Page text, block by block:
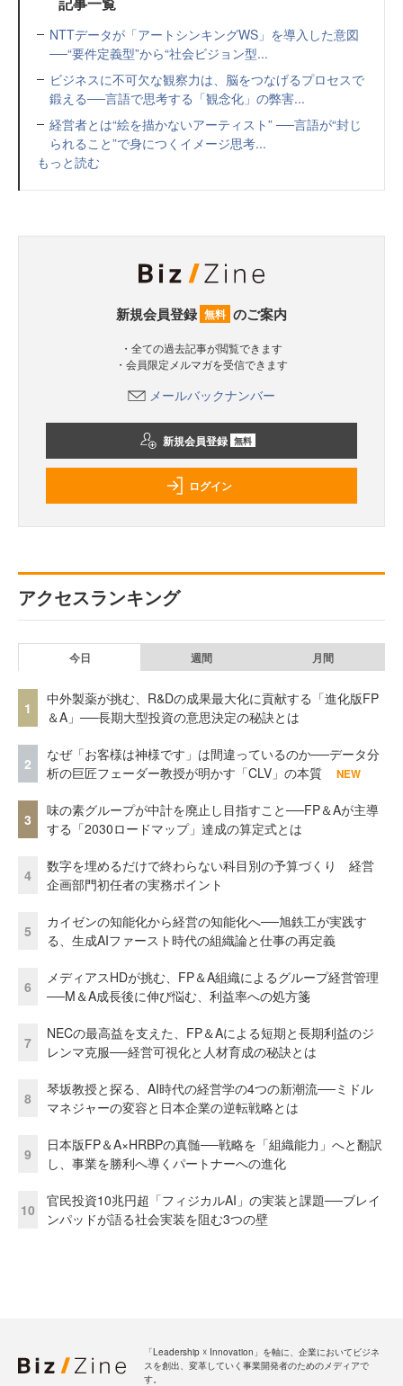
NTTデータが「アートシンキングWS」を導入した意図
──“要件定義型”から“社会ビジョン型...
ビジネスに不可欠な観察力は、脳をつなげるプロセスで
鍛える──言語で思考する「観念化」の弊害...
経営者とは“絵を描かないアーティスト” ──言語が“封じ
られること”で身につくイメージ思考...
もっと読む
新規会員登録 無料 のご案内
・全ての過去記事が閲覧できます
・会員限定メルマガを受信できます
メールバックナンバー
新規会員登録 無料
ログイン
アクセスランキング
今日 週間 月間
1
中外製薬が挑む、R&Dの成果最大化に貢献する「進化版FP
＆A」──長期大型投資の意思決定の秘訣とは
2
なぜ「お客様は神様です」は間違っているのか──データ分
析の巨匠フェーダー教授が明かす「CLV」の本質
NEW
3
味の素グループが中計を廃止し目指すこと──FP＆Aが主導
する「2030ロードマップ」達成の算定式とは
4
数字を埋めるだけで終わらない科目別の予算づくり 経営
企画部門初任者の実務ポイント
5
カイゼンの知能化から経営の知能化へ──旭鉄工が実践す
る、生成AIファースト時代の組織論と仕事の再定義
6
メディアスHDが挑む、FP＆A組織によるグループ経営管理
──M＆A成長後に伸び悩む、利益率への処方箋
7
NECの最高益を支えた、FP＆Aによる短期と長期利益のジ
レンマ克服──経営可視化と人材育成の秘訣とは
8
琴坂教授と探る、AI時代の経営学の4つの新潮流──ミドル
マネジャーの変容と日本企業の逆転戦略とは
9
日本版FP＆A×HRBPの真髄──戦略を「組織能力」へと翻訳
し、事業を勝利へ導くパートナーへの進化
10
官民投資10兆円超「フィジカルAI」の実装と課題──ブレイ
ンパッドが語る社会実装を阻む3つの壁
「Leadership ☓ Innovation」を軸に、企業においてビジネ
スを創出、変革していく事業開発者のためのメディアで
す。